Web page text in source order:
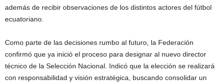
además de recibir observaciones de los distintos actores del fútbol
ecuatoriano.
Como parte de las decisiones rumbo al futuro, la Federación
confirmó que ya inició el proceso para designar al nuevo director
técnico de la Selección Nacional. Indicó que la elección se realizará
con responsabilidad y visión estratégica, buscando consolidar un